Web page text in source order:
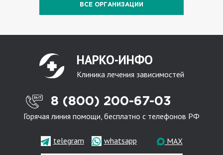
ВСЕ ОРГАНИЗАЦИИ
НАРКО-ИНФО
Клиника лечения зависимостей
8 (800) 200-67-03
Горячая линия помощи, бесплатно с телефонов РФ
telegram whatsapp MAX